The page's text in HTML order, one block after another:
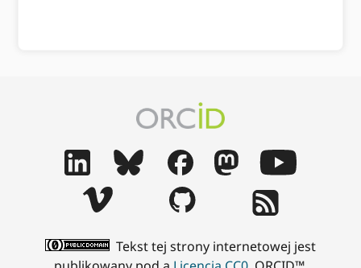
Tekst tej strony internetowej jest